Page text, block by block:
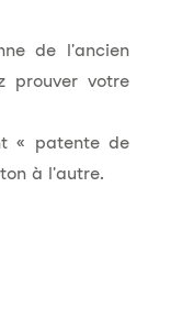
de l'ancien
prouver votre
« patente de
à l'autre.